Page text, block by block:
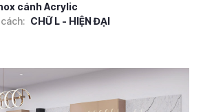
cánh Acrylic
CHỮ L - HIỆN ĐẠI